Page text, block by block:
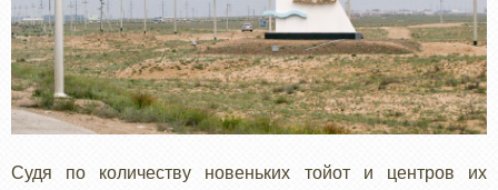
Судя по количеству новеньких тойот и центров их